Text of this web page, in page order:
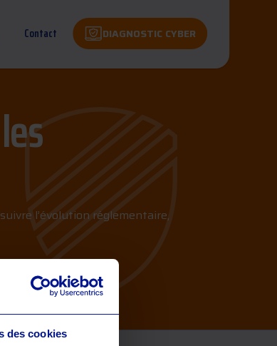
des cookies
Contact DIAGNOSTIC CYBER
l’évolution réglementaire,